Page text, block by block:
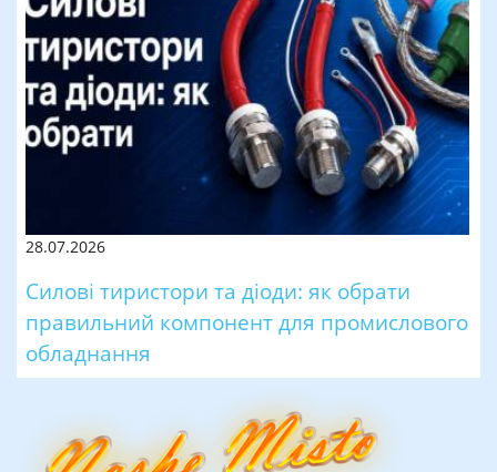
28.07.2026
Силові тиристори та діоди: як обрати
правильний компонент для промислового
обладнання